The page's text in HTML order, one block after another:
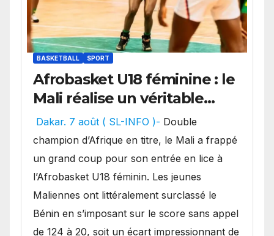
BASKETBALL SPORT
Afrobasket U18 féminine : le
Mali réalise un véritable
festival offensif et inflige
une lourde défaite au
Bénin.
Dakar. 7 août ( SL-INFO )- Double
champion d’Afrique en titre, le Mali a frappé
un grand coup pour son entrée en lice à
l’Afrobasket U18 féminin. Les jeunes
Maliennes ont littéralement surclassé le
Bénin en s’imposant sur le score sans appel
de 124 à 20, soit un écart impressionnant de